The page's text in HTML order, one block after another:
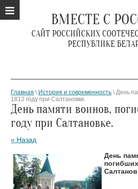
ВМЕСТЕ С
САЙТ РОССИЙСКИХ
РЕСПУБЛИКЕ
Главная \ История и современность \ День
1812 году при Салтановке.
День памяти воинов,
году при Салтановке.
« Назад
День